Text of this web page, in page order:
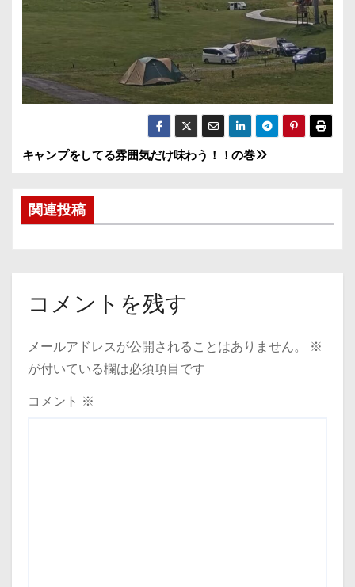
投
稿
ナ
ゲ
シ
ョ
キャンプをしてる雰囲気だけ味わう！！の巻
関連投稿
コメントを残す
メールアドレスが公開されることはありません。
※
が付いている欄は必須項目です
コメント ※